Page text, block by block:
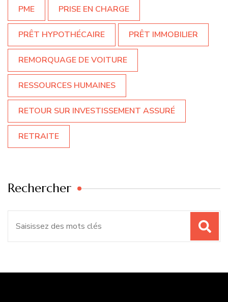
PME PRISE EN CHARGE
PRÊT HYPOTHÉCAIRE PRÊT IMMOBILIER
REMORQUAGE DE VOITURE
RESSOURCES HUMAINES
RETOUR SUR INVESTISSEMENT ASSURÉ
RETRAITE
Rechercher